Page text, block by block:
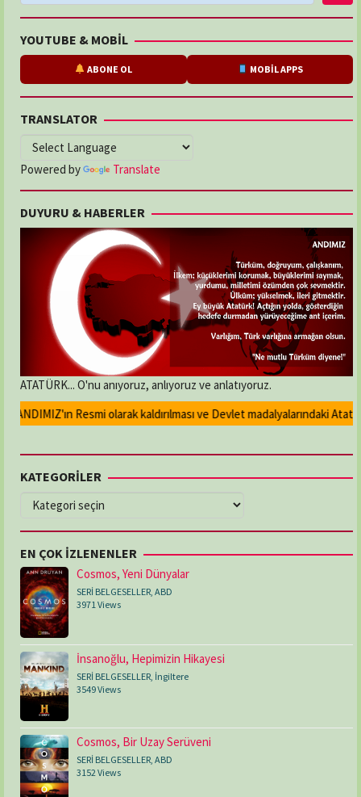
YOUTUBE & MOBİL
ABONE OL MOBİL APPS
TRANSLATOR
Powered by Translate
DUYURU & HABERLER
ATATÜRK... O'nu anıyoruz, anlıyoruz ve anlatıyoruz.
Resmi olarak kaldırılması ve Devlet madalyalarındaki Atatürk
KATEGORİLER
KATEGORİLER
EN ÇOK İZLENENLER
Cosmos, Yeni Dünyalar
SERİ BELGESELLER, ABD
3971 Views
İnsanoğlu, Hepimizin Hikayesi
SERİ BELGESELLER, İngiltere
3549 Views
Cosmos, Bir Uzay Serüveni
SERİ BELGESELLER ABD
3152 Views